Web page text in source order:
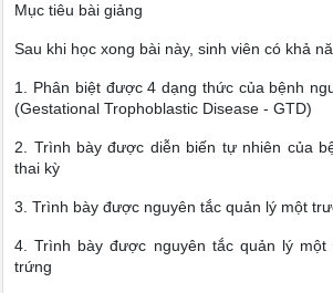
Mục tiêu bài giảng
Sau khi học xong bài này, sinh viên có khả
1. Phân biệt được 4 dạng thức của bệnh
(Gestational Trophoblastic Disease - GTD)
2. Trình bày được diễn biến tự nhiên của
thai kỳ
3. Trình bày được nguyên tắc quản lý một
4. Trình bày được nguyên tắc quản lý
trứng